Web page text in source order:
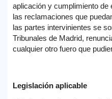
aplicación y cumplimiento
las reclamaciones que
las partes intervinientes se
Tribunales de Madrid,
cualquier otro fuero que
Legislación aplicable